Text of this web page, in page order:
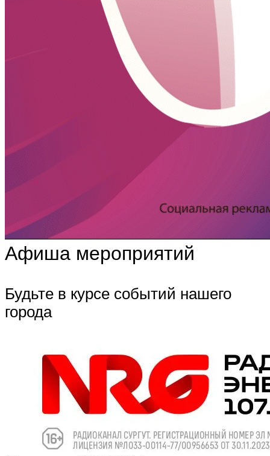
Афиша мероприятий
Будьте в курсе событий нашего
города